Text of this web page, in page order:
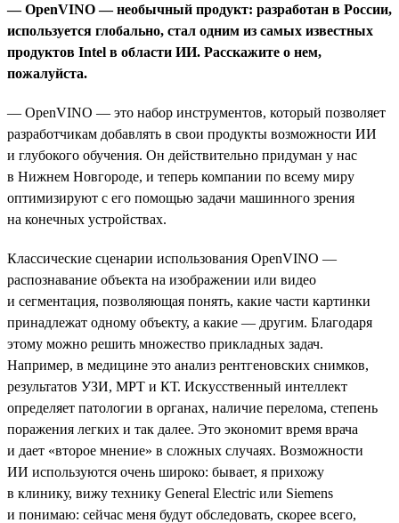
— OpenVINO — необычный продукт: разработан в России,
используется глобально, стал одним из самых известных
продуктов Intel в области ИИ. Расскажите о нем,
пожалуйста.
— OpenVINO — это набор инструментов, который позволяет
разработчикам добавлять в свои продукты возможности ИИ
и глубокого обучения. Он действительно придуман у нас
в Нижнем Новгороде, и теперь компании по всему миру
оптимизируют с его помощью задачи машинного зрения
на конечных устройствах.
Классические сценарии использования OpenVINO —
распознавание объекта на изображении или видео
и сегментация, позволяющая понять, какие части картинки
принадлежат одному объекту, а какие — другим. Благодаря
этому можно решить множество прикладных задач.
Например, в медицине это анализ рентгеновских снимков,
результатов УЗИ, МРТ и КТ. Искусственный интеллект
определяет патологии в органах, наличие перелома, степень
поражения легких и так далее. Это экономит время врача
и дает «второе мнение» в сложных случаях. Возможности
ИИ используются очень широко: бывает, я прихожу
в клинику, вижу технику General Electric или Siemens
и понимаю: сейчас меня будут обследовать, скорее всего,